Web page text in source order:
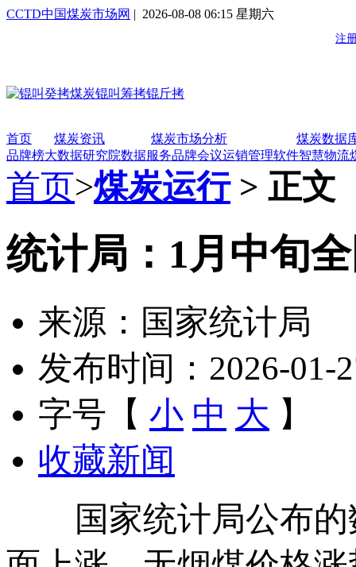
CCTD中国煤炭市场网 | 2026-08-08 06:15 星期六
首页 煤炭资讯 煤炭市场分析
煤炭数据
品牌榜大数据研究院数据服务品牌会议运销管理软件智慧物流
首页>煤炭运行> 正文
统计局：1月中旬
来源：国家统计局
发布时间：2026-01-
字号【 小 中 大 】
收藏新闻
国家统计局公布的